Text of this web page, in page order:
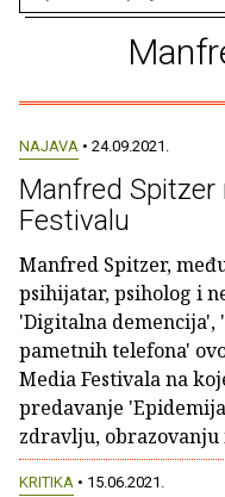
NAJAVA • 24.09.2021.
Manfred Spitzer
Festivalu
Manfred Spitzer,
psihijatar, psiholog i
'Digitalna demencija',
pametnih telefona'
Media Festivala na
predavanje
zdravlju,
KRITIKA • 15.06.2021.